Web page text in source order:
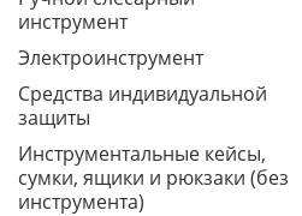
инструмент
Электроинструмент
Средства индивидуальной
защиты
Инструментальные кейсы,
сумки, ящики и рюкзаки (без
инструмента)